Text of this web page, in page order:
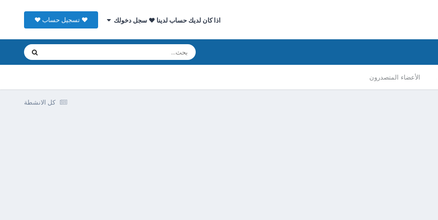
اذا كان لديك حساب لدينا ♥ سجل دخولك ♥ تسجيل حساب ♥
الأعضاء المتصدرون
كل الانشطة